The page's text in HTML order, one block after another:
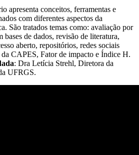
apresenta conceitos, ferramentas e
com diferentes aspectos da
São tratados temas como: avaliação por
bases de dados, revisão de literatura,
aberto, repositórios, redes sociais
da CAPES, Fator de impacto e Índice H.
: Dra Letícia Strehl, Diretora da
UFRGS.